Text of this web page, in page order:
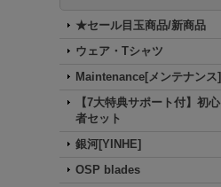
★セール目玉商品/新商品
ウェア・Tシャツ
Maintenance[メンテナンス]
【7大特典サポート付】初心
者セット
銀河[YINHE]
OSP blades